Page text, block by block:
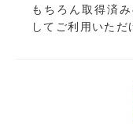
もちろん取得済
してご利用いただ